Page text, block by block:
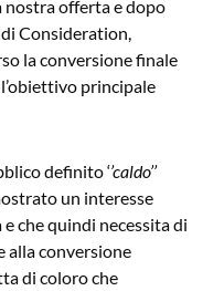
nostra offerta e dopo
Consideration,
la conversione finale
principale
definito ‘’caldo’’
un interesse
che quindi necessita di
alla conversione
di coloro che